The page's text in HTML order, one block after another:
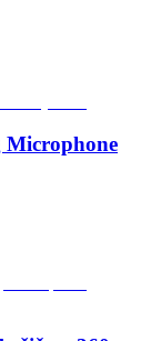
Microphone